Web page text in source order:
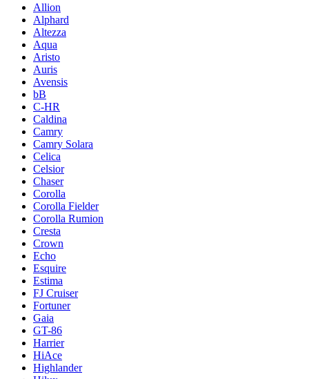
Allion
Alphard
Altezza
Aqua
Aristo
Auris
Avensis
bB
C-HR
Caldina
Camry
Camry Solara
Celica
Celsior
Chaser
Corolla
Corolla Fielder
Corolla Rumion
Cresta
Crown
Echo
Esquire
Estima
FJ Cruiser
Fortuner
Gaia
GT-86
Harrier
HiAce
Highlander